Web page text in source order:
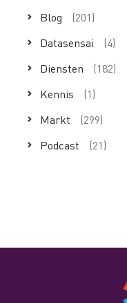
Blog
(201)
Datasensai
(4)
Diensten
(182)
Kennis
(1)
Markt
(299)
Podcast
(21)